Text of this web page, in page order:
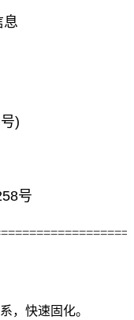
)
号
，快速固化。